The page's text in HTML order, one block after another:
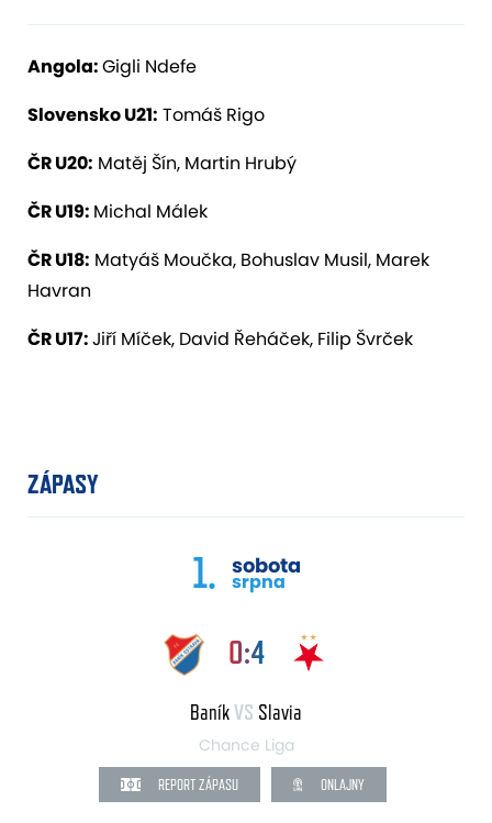
Angola:Gigli Ndefe
Slovensko U21: Tomáš Rigo
ČR U20: Matěj Šín, Martin Hrubý
ČR U19: Michal Málek
ČR U18: Matyáš Moučka, Bohuslav Musil, Marek
Havran
ČR U17:Jiří Míček, David Řeháček, Filip Švrček
ZÁPASY
1. sobota
srpna
0:4
BaníkVS Slavia
Chance Liga
REPORT ZÁPASU ONLAJNY